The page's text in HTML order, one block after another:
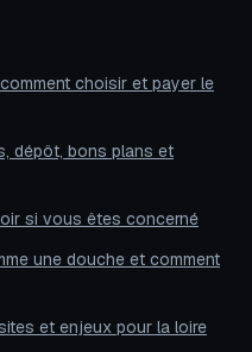
choisir et payer le
dépôt, bons plans et
si vous êtes concerné
une douche et comment
et enjeux pour la loire